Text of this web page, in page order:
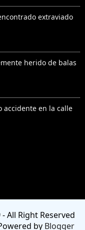
extraviado
herido de balas
en la calle
All Right Reserved
by Blogger